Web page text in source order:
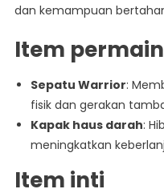
dan kemampuan
Item
Sepatu Warrior:
fisik dan gerakan
Kapak haus darah:
meningkatkan
Item inti